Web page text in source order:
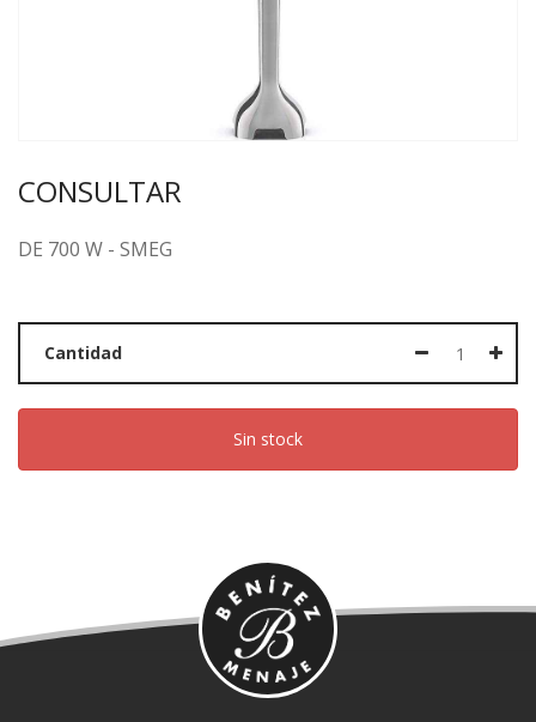
CONSULTAR
DE 700 W - SMEG
Cantidad
Sin stock